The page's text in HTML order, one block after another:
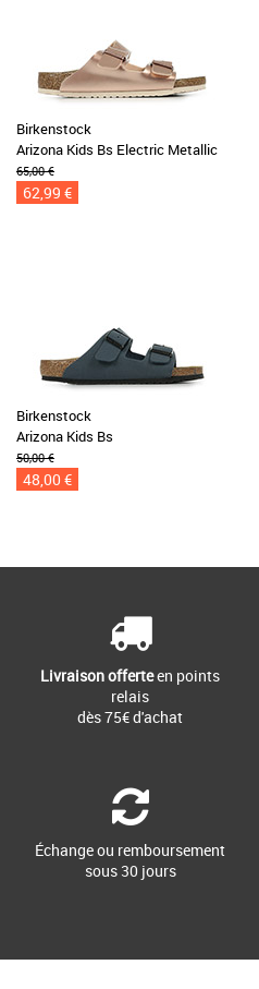
Birkenstock
Arizona Kids Bs Electric Metallic
65,00 €
62,99 €
Birkenstock
Arizona Kids Bs
50,00 €
48,00 €
Livraison offerteen points
relais
dès 75€ d'achat
Échange ou remboursement
sous 30 jours